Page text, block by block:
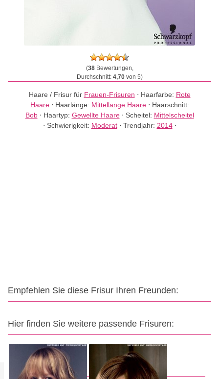
(38Bewertungen,
Durchschnitt: 4,70von 5)
Haare / Frisur für Frauen-Frisuren ⋅ Haarfarbe: Rote
Haare⋅ Haarlänge: Mittellange Haare⋅ Haarschnitt:
Bob⋅ Haartyp: Gewellte Haare⋅ Scheitel: Mittelscheitel
⋅ Schwierigkeit: Moderat⋅ Trendjahr: 2014⋅
Empfehlen Sie diese Frisur Ihren Freunden:
Hier finden Sie weitere passende Frisuren: